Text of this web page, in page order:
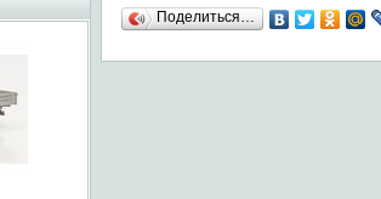
Поделиться…